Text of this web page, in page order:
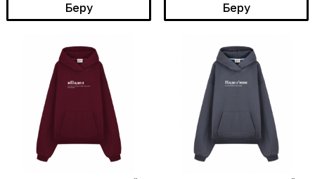
Беру Беру